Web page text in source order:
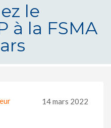
le
à la FSMA
14 mars 2022